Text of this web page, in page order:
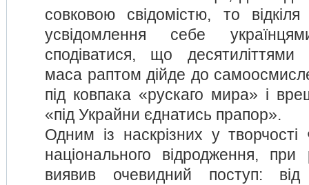
совковою свідомістю, то
усвідомлення себе
сподіватися, що десятиліттями
маса раптом дійде до
під ковпака «рускаго мира» і
«під Украйни єднатись прапор».
Одним із наскрізних у
національного відродження, при
виявив очевидний поступ: